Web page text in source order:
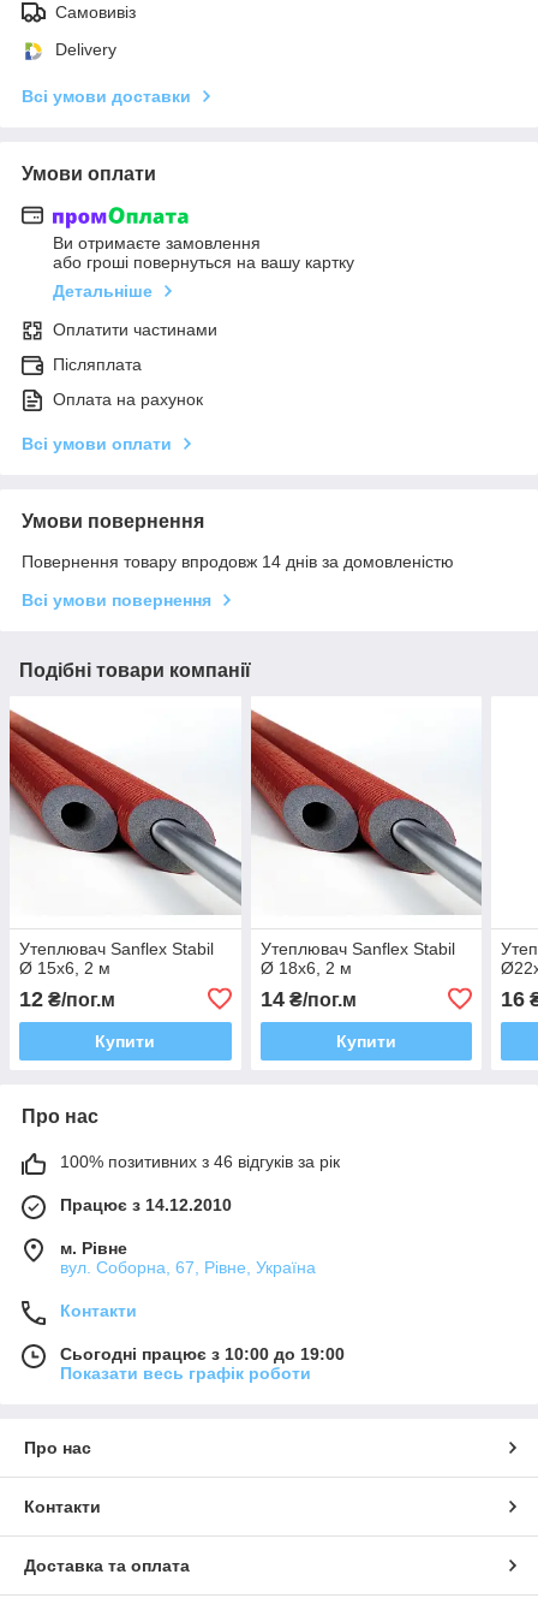
Самовивіз
Delivery
Всі умови доставки
Умови оплати
Ви отримаєте замовлення
або гроші повернуться на вашу картку
Детальніше
Оплатити частинами
Післяплата
Оплата на рахунок
Всі умови оплати
Умови повернення
Повернення товару впродовж 14 днів за домовленістю
Всі умови повернення
Подібні товари компанії
Утеплювач Sanflex Stabil
Ø 15х6, 2 м
12 ₴/пог.м
Купити
Утеплювач Sanflex Stabil
Ø 18х6, 2 м
14₴/пог.м
Купити
16
Про нас
100% позитивних з 46 відгуків за рік
Працює з 14.12.2010
м. Рівне
вул. Соборна, 67, Рівне, Україна
Контакти
Сьогодні працює з 10:00 до 19:00
Показати весь графік роботи
Про нас
Контакти
Доставка та оплата